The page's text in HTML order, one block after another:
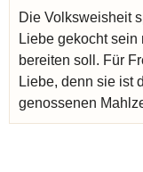
Die Volksweisheit
Liebe gekocht
bereiten soll. Für
Liebe, denn sie ist
genossenen